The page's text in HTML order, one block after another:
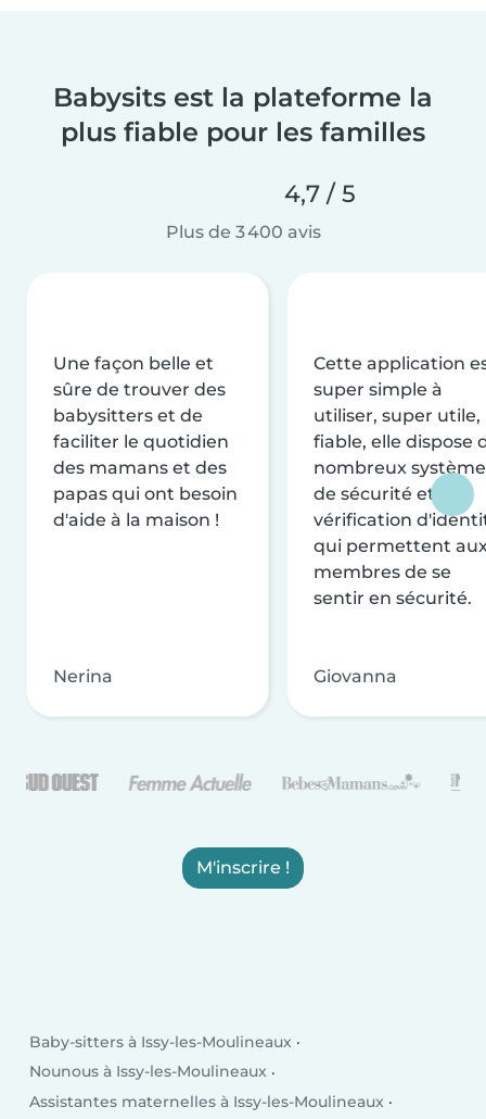
Babysits est la plateforme la
plus fiable pour les familles
4,7 / 5
Plus de 3 400 avis
Une façon belle et
sûre de trouver des
babysitters et de
faciliter le quotidien
des mamans et des
papas qui ont besoin
d'aide à la maison !
Nerina
Cette application
super simple à
utiliser, super utile,
fiable, elle dispose
nombreux
de sécurité et de
vérification
qui permettent
membres de se
sentir en sécurité.
Giovanna
M'inscrire !
Baby-sitters à Issy-les-Moulineaux
Nounous à Issy-les-Moulineaux
Assistantes maternelles à Issy-les-Moulineaux